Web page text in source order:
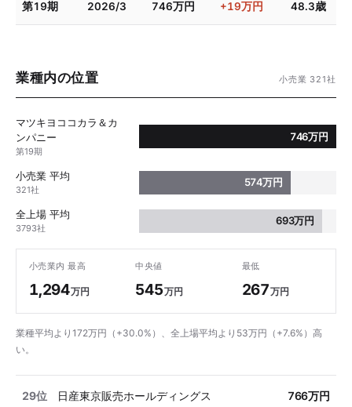
第19期 2026/3 746万円 +19万円 48.3歳
業種内の位置 小売業 321社
マツキヨココカラ＆カ
ンパニー
第19期
746万円
小売業 平均
321社
574万円
全上場 平均
3793社
693万円
小売業内 最高
1,294万円
中央値
545万円
最低
267万円
業種平均より172万円（+30.0%）、全上場平均より53万円（+7.6%）高
い。
29位 日産東京販売ホールディングス 766万円